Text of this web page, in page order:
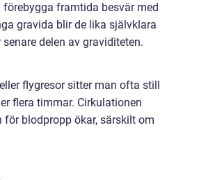
framtida besvär med
gravida blir de lika självklara
delen av graviditeten.
flygresor sitter man ofta still
flera timmar. Cirkulationen
för blodpropp ökar, särskilt om